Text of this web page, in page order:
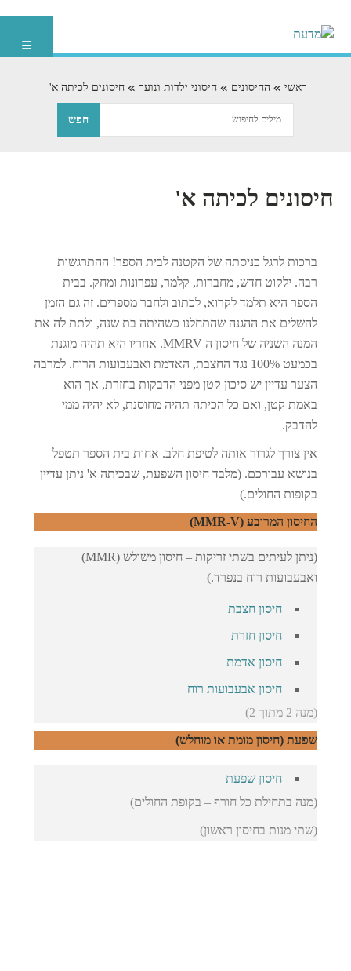
ראשי החיסונים חיסוני ילדות ונוער חיסונים לכיתה א'
חיסונים לכיתה א'
ברכות לרגל כניסתה של הקטנה לבית הספר! ההתרגשות
רבה. ילקוט חדש, מחברות, קלמר, עפרונות ומחק. בבית
הספר היא תלמד לקרוא, לכתוב ולחבר מספרים. זה גם הזמן
להשלים את ההגנה שהתחלנו כשהיתה בת שנה, ולתת לה את
המנה השניה של חיסון ה MMRV. אחריו היא תהיה מוגנת
בכמעט 100% נגד החצבת, האדמת ואבעבועות הרוח. למרבה
הצער עדיין יש סיכון קטן מפני הדבקות בחזרת, אך הוא
באמת קטן, ואם כל הכיתה תהיה מחוסנת, לא יהיה ממי
להדבק.
אין צורך לגרור אותה לטיפת חלב. אחות בית הספר תטפל
בנושא עבורכם. (מלבד חיסון השפעת, שבכיתה א' ניתן עדיין
בקופות החולים.)
החיסון המרובע (MMR-V)
(ניתן לעיתים בשתי זריקות – חיסון משולש (MMR)
ואבעבועות רוח בנפרד.)
חיסון חצבת
חיסון חזרת
חיסון אדמת
חיסון אבעבועות רוח
(מנה 2 מתוך 2)
שפעת (חיסון מומת או מוחלש)
חיסון שפעת
(מנה בתחילת כל חורף – בקופת החולים)
(שתי מנות בחיסון ראשון)